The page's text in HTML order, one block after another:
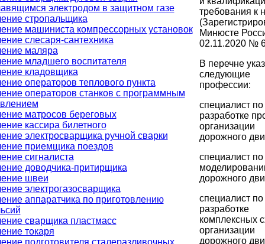
электродом в защитном газе
стропальщика
машиниста компрессорных установок
слесаря-сантехника
маляра
младшего воспитателя
кладовщика
операторов теплового пункта
операторов станков с программным
матросов береговых
кассира билетного
электросварщика ручной сварки
приемщика поездов
сигналиста
доводчика-притирщика
швеи
электрогазосварщика
аппаратчика по приготовлению
сварщика пластмасс
токаря
подготовителя сталеразливочных
требования к
Минюсте
02.11.2020 №
В перечне
следующие
профессии:
специалист по
разработке
организации
дорожного
специалист по
дорожного
специалист по
разработке
комплексных
организации
дорожного